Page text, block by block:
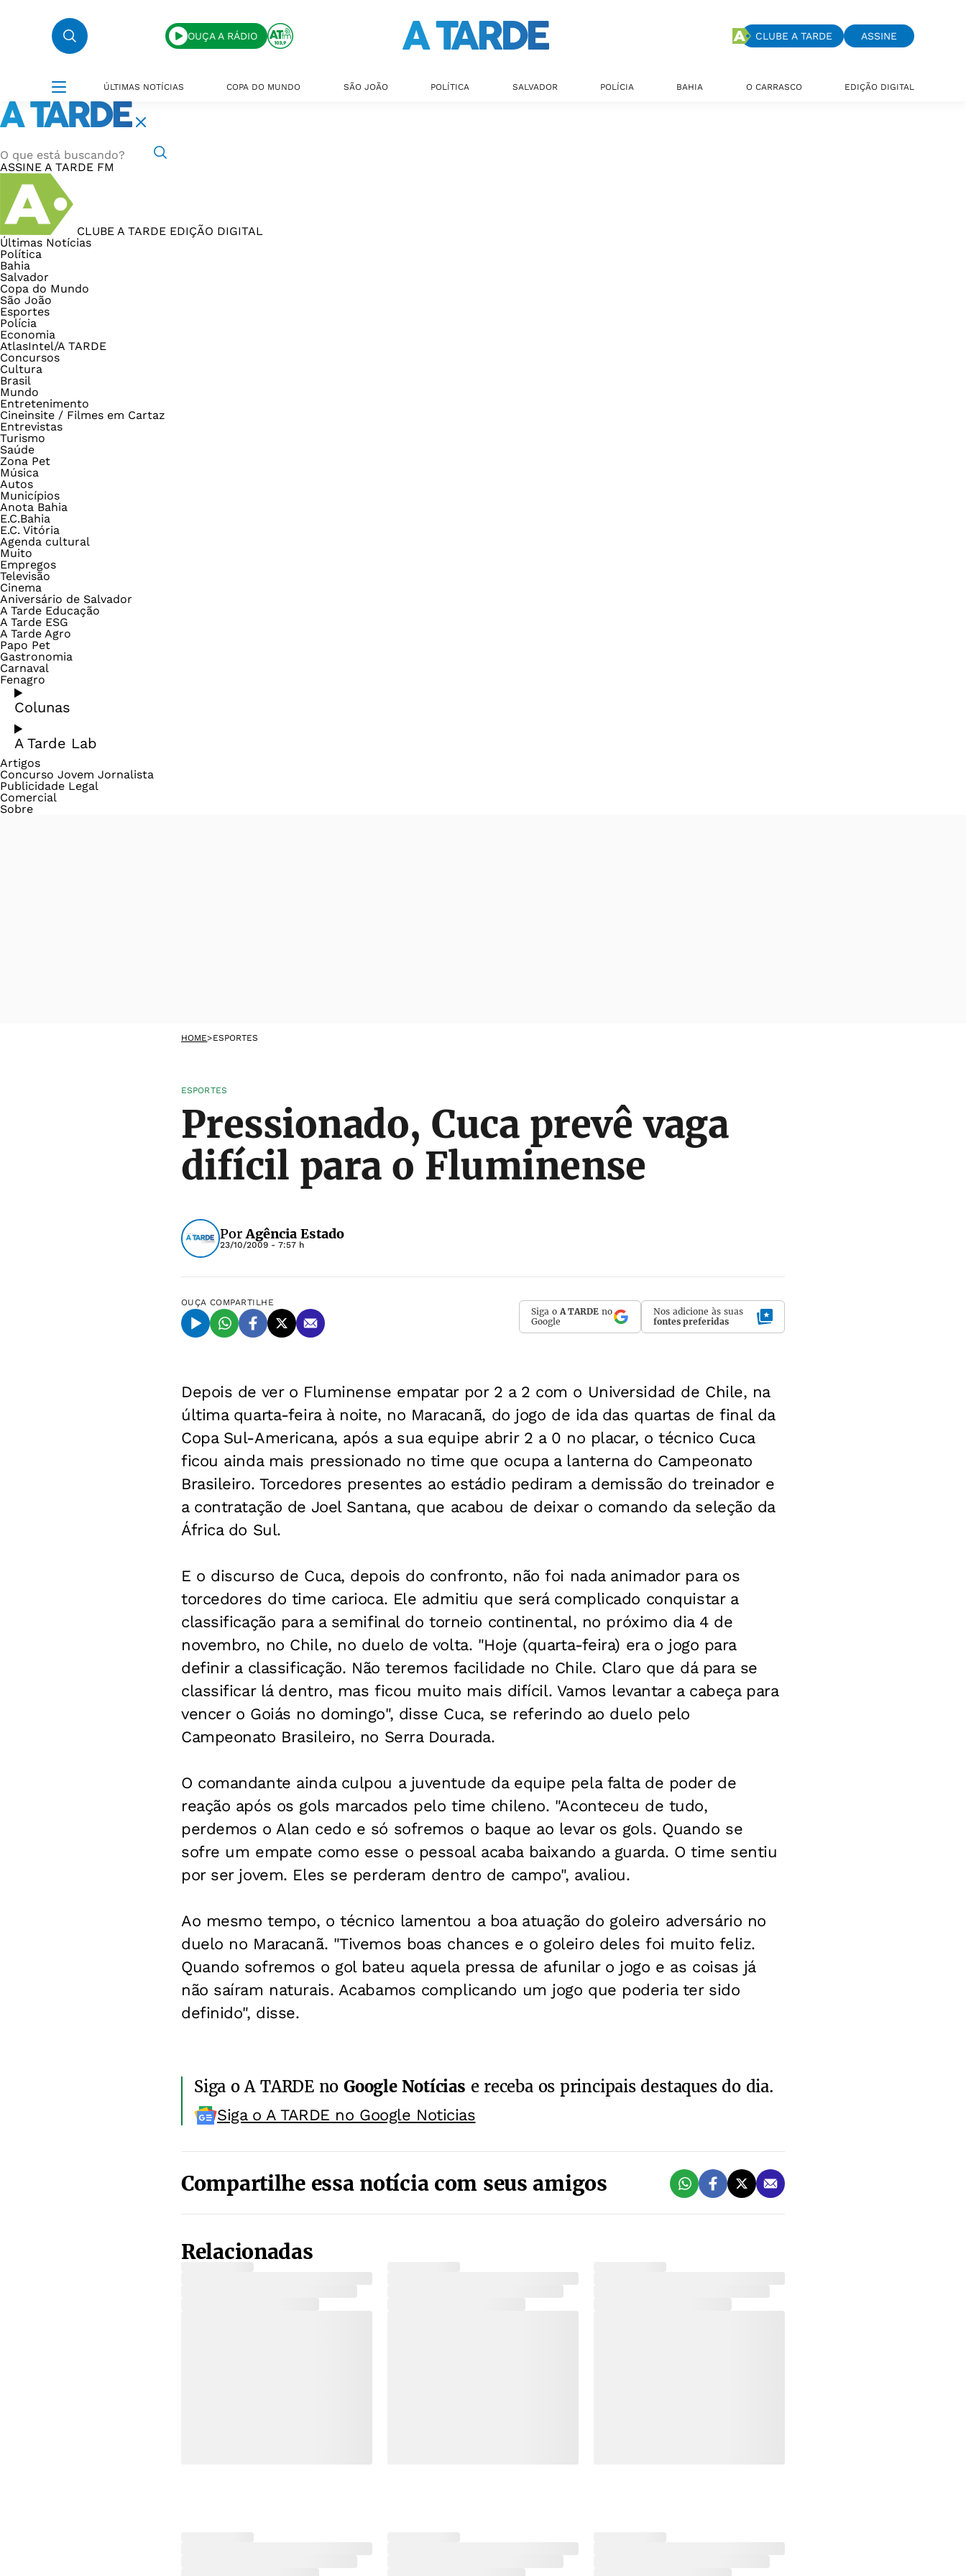
OUÇA A RÁDIO CLUBE A TARDE ASSINE
ÚLTIMAS NOTÍCIAS COPA DO MUNDO SÃO JOÃO POLÍTICA SALVADOR POLÍCIA BAHIA O CARRASCO EDIÇÃO DIGITAL
ASSINE A TARDE FM
CLUBE A TARDE EDIÇÃO DIGITAL
Últimas Notícias
Política
Bahia
Salvador
Copa do Mundo
São João
Esportes
Polícia
Economia
AtlasIntel/A TARDE
Concursos
Cultura
Brasil
Mundo
Entretenimento
Cineinsite / Filmes em Cartaz
Entrevistas
Turismo
Saúde
Zona Pet
Música
Autos
Municípios
Anota Bahia
E.C.Bahia
E.C. Vitória
Agenda cultural
Muito
Empregos
Televisão
Cinema
Aniversário de Salvador
A Tarde Educação
A Tarde ESG
A Tarde Agro
Papo Pet
Gastronomia
Carnaval
Fenagro
Colunas
A Tarde Lab
Artigos
Concurso Jovem Jornalista
Publicidade Legal
Comercial
Sobre
HOME>ESPORTES
ESPORTES
Pressionado, Cuca prevê vaga
difícil para o Fluminense
PorAgência Estado
23/10/2009 - 7:57 h
OUÇA COMPARTILHE
Siga o A TARDE no
Google
Nos adicione às suas
fontes preferidas
Depois de ver o Fluminense empatar por 2 a 2 com o Universidad de Chile, na
última quarta-feira à noite, no Maracanã, do jogo de ida das quartas de final da
Copa Sul-Americana, após a sua equipe abrir 2 a 0 no placar, o técnico Cuca
ficou ainda mais pressionado no time que ocupa a lanterna do Campeonato
Brasileiro. Torcedores presentes ao estádio pediram a demissão do treinador e
a contratação de Joel Santana, que acabou de deixar o comando da seleção da
África do Sul.
E o discurso de Cuca, depois do confronto, não foi nada animador para os
torcedores do time carioca. Ele admitiu que será complicado conquistar a
classificação para a semifinal do torneio continental, no próximo dia 4 de
novembro, no Chile, no duelo de volta. "Hoje (quarta-feira) era o jogo para
definir a classificação. Não teremos facilidade no Chile. Claro que dá para se
classificar lá dentro, mas ficou muito mais difícil. Vamos levantar a cabeça para
vencer o Goiás no domingo", disse Cuca, se referindo ao duelo pelo
Campeonato Brasileiro, no Serra Dourada.
O comandante ainda culpou a juventude da equipe pela falta de poder de
reação após os gols marcados pelo time chileno. "Aconteceu de tudo,
perdemos o Alan cedo e só sofremos o baque ao levar os gols. Quando se
sofre um empate como esse o pessoal acaba baixando a guarda. O time sentiu
por ser jovem. Eles se perderam dentro de campo", avaliou.
Ao mesmo tempo, o técnico lamentou a boa atuação do goleiro adversário no
duelo no Maracanã. "Tivemos boas chances e o goleiro deles foi muito feliz.
Quando sofremos o gol bateu aquela pressa de afunilar o jogo e as coisas já
não saíram naturais. Acabamos complicando um jogo que poderia ter sido
definido", disse.
Siga o A TARDE noGoogle Notícias e receba os principais destaques do dia.
Siga o A TARDE no Google Noticias
Compartilhe essa notícia com seus amigos
Relacionadas